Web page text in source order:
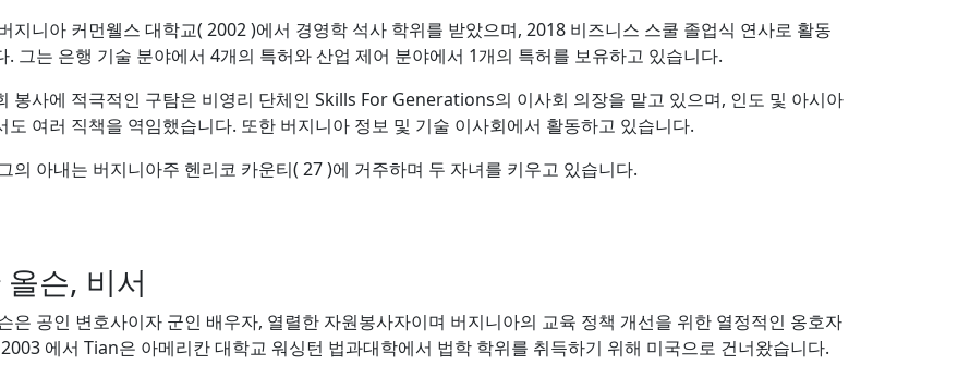
지니아 커먼웰스 대학교( 2002 )에서 경영학 석사 학위를 받았으며, 2018 비즈니스 스쿨 졸업식 연사로 활동
. 그는 은행 기술 분야에서 4개의 특허와 산업 제어 분야에서 1개의 특허를 보유하고 있습니다.
봉사에 적극적인 구탐은 비영리 단체인 Skills For Generations의 이사회 의장을 맡고 있으며, 인도 및 아시아
도 여러 직책을 역임했습니다. 또한 버지니아 정보 및 기술 이사회에서 활동하고 있습니다.
의 아내는 버지니아주 헨리코 카운티( 27 )에 거주하며 두 자녀를 키우고 있습니다.
올슨, 비서
은 공인 변호사이자 군인 배우자, 열렬한 자원봉사자이며 버지니아의 교육 정책 개선을 위한 열정적인 옹호자
에서 Tian은 아메리칸 대학교 워싱턴 법과대학에서 법학 학위를 취득하기 위해 미국으로 건너왔습니다.